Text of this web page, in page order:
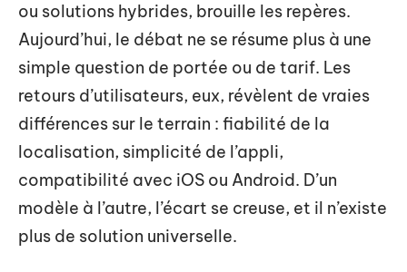
ou solutions hybrides, brouille les repères.
Aujourd’hui, le débat ne se résume plus à une
simple question de portée ou de tarif. Les
retours d’utilisateurs, eux, révèlent de vraies
différences sur le terrain : fiabilité de la
localisation, simplicité de l’appli,
compatibilité avec iOS ou Android. D’un
modèle à l’autre, l’écart se creuse, et il n’existe
plus de solution universelle.